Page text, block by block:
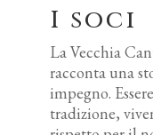
I soci
La Vecchia
racconta una
impegno.
tradizione,